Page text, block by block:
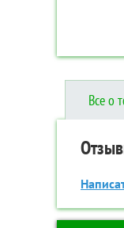
Все о
Задать